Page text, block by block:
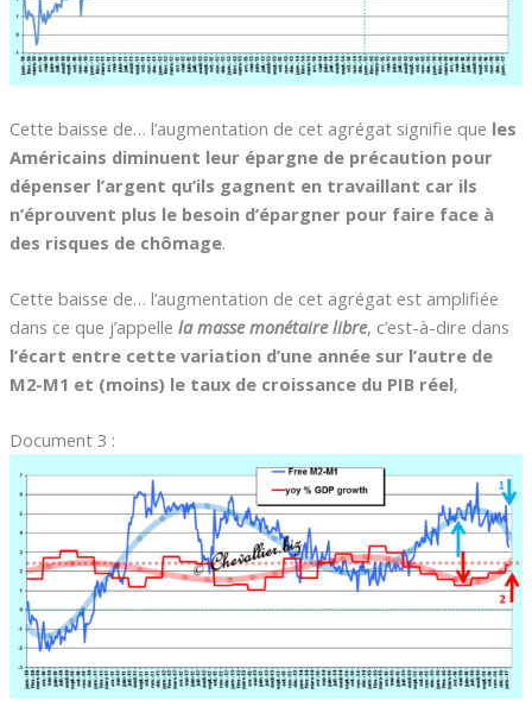
Cette baisse de… l’augmentation de cet agrégat signifie que les
Américains diminuent leur épargne de précaution pour
dépenser l’argent qu’ils gagnent en travaillant car ils
n’éprouvent plus le besoin d’épargner pour faire face à
des risques de chômage.
Cette baisse de… l’augmentation de cet agrégat est amplifiée
dans ce que j’appelle la masse monétaire libre, c’est-à-dire dans
l’écart entre cette variation d’une année sur l’autre de
M2-M1 et (moins) le taux de croissance du PIB réel,
Document 3 :